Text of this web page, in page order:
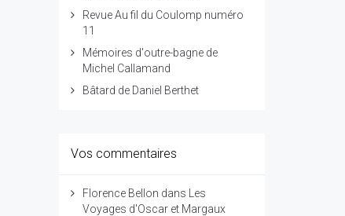
Revue Au fil du Coulomp numéro
11
Mémoires d'outre-bagne de
Michel Callamand
Bâtard de Daniel Berthet
Vos commentaires
Florence Bellon dans
Les
Voyages d'Oscar et Margaux